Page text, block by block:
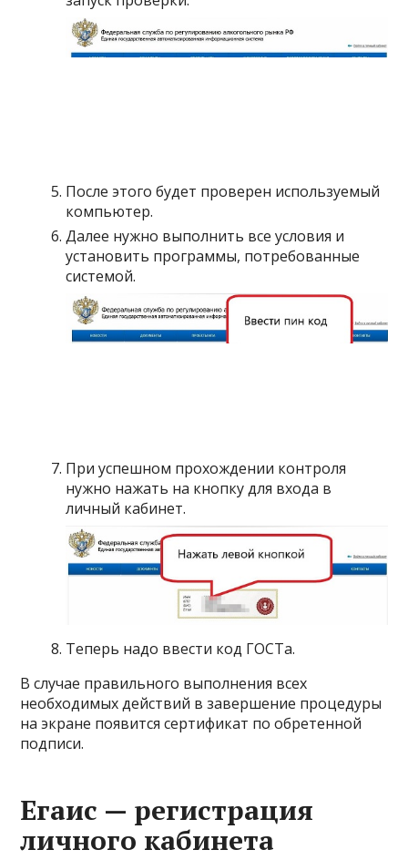
После этого будет проверен используемый
компьютер.
Далее нужно выполнить все условия и
установить программы, потребованные
системой.
При успешном прохождении контроля
нужно нажать на кнопку для входа в
личный кабинет.
Теперь надо ввести код ГОСТа.
В случае правильного выполнения всех
необходимых действий в завершение процедуры
на экране появится сертификат по обретенной
подписи.
Егаис — регистрация
личного кабинета